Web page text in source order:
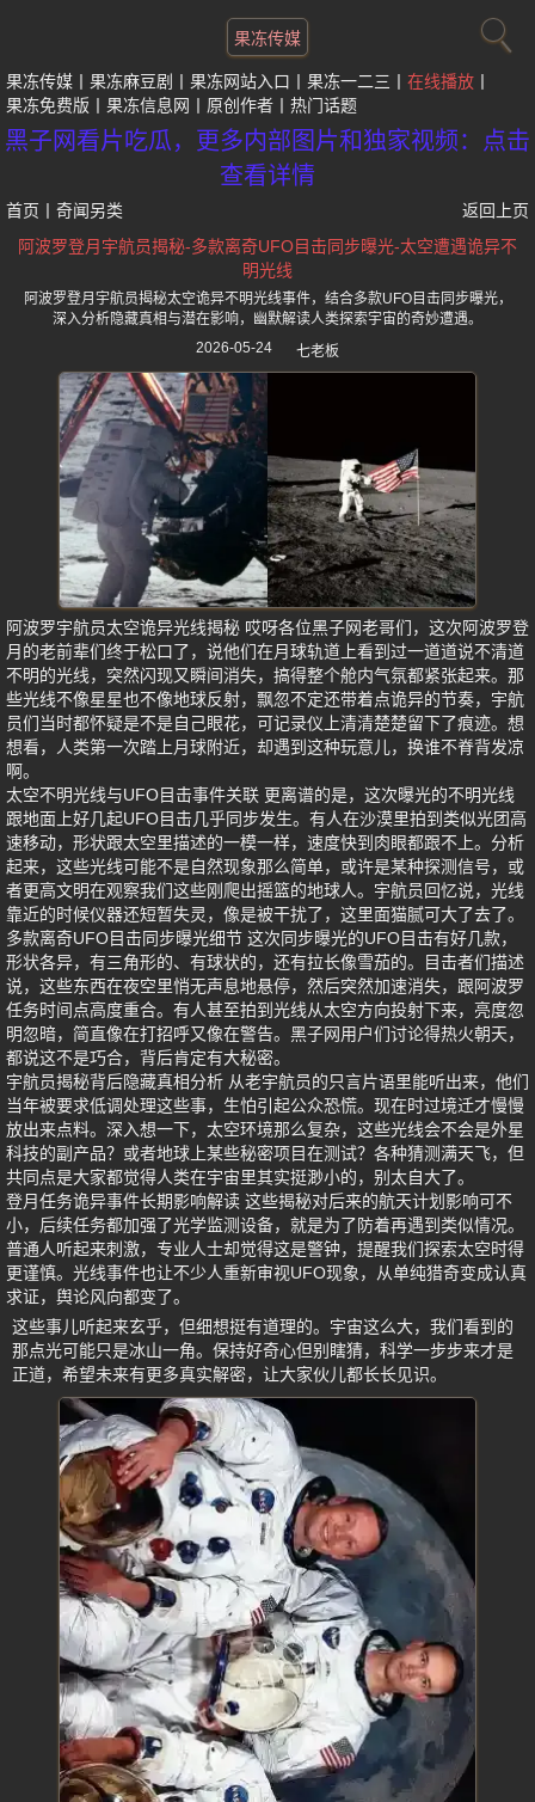
果冻传媒
果冻传媒 果冻麻豆剧 果冻网站入口 果冻一二三
在线播放
果冻免费版
果冻信息网 原创作者 热门话题
黑子网看片吃瓜，更多内部图片和独家视频：点击
查看详情
首页 奇闻另类
返回上页
阿波罗登月宇航员揭秘-多款离奇UFO目击同步曝光-太空遭遇诡异不
明光线
阿波罗登月宇航员揭秘太空诡异不明光线事件，结合多款UFO目击同步曝光，
深入分析隐藏真相与潜在影响，幽默解读人类探索宇宙的奇妙遭遇。
2026-05-24
七老板
阿波罗宇航员太空诡异光线揭秘 哎呀各位黑子网老哥们，这次阿波罗登
月的老前辈们终于松口了，说他们在月球轨道上看到过一道道说不清道
不明的光线，突然闪现又瞬间消失，搞得整个舱内气氛都紧张起来。那
些光线不像星星也不像地球反射，飘忽不定还带着点诡异的节奏，宇航
员们当时都怀疑是不是自己眼花，可记录仪上清清楚楚留下了痕迹。想
想看，人类第一次踏上月球附近，却遇到这种玩意儿，换谁不脊背发凉
啊。
太空不明光线与UFO目击事件关联 更离谱的是，这次曝光的不明光线
跟地面上好几起UFO目击几乎同步发生。有人在沙漠里拍到类似光团高
速移动，形状跟太空里描述的一模一样，速度快到肉眼都跟不上。分析
起来，这些光线可能不是自然现象那么简单，或许是某种探测信号，或
者更高文明在观察我们这些刚爬出摇篮的地球人。宇航员回忆说，光线
靠近的时候仪器还短暂失灵，像是被干扰了，这里面猫腻可大了去了。
多款离奇UFO目击同步曝光细节 这次同步曝光的UFO目击有好几款，
形状各异，有三角形的、有球状的，还有拉长像雪茄的。目击者们描述
说，这些东西在夜空里悄无声息地悬停，然后突然加速消失，跟阿波罗
任务时间点高度重合。有人甚至拍到光线从太空方向投射下来，亮度忽
明忽暗，简直像在打招呼又像在警告。黑子网用户们讨论得热火朝天，
都说这不是巧合，背后肯定有大秘密。
宇航员揭秘背后隐藏真相分析 从老宇航员的只言片语里能听出来，他们
当年被要求低调处理这些事，生怕引起公众恐慌。现在时过境迁才慢慢
放出来点料。深入想一下，太空环境那么复杂，这些光线会不会是外星
科技的副产品？或者地球上某些秘密项目在测试？各种猜测满天飞，但
共同点是大家都觉得人类在宇宙里其实挺渺小的，别太自大了。
登月任务诡异事件长期影响解读 这些揭秘对后来的航天计划影响可不
小，后续任务都加强了光学监测设备，就是为了防着再遇到类似情况。
普通人听起来刺激，专业人士却觉得这是警钟，提醒我们探索太空时得
更谨慎。光线事件也让不少人重新审视UFO现象，从单纯猎奇变成认真
求证，舆论风向都变了。
这些事儿听起来玄乎，但细想挺有道理的。宇宙这么大，我们看到的
那点光可能只是冰山一角。保持好奇心但别瞎猜，科学一步步来才是
正道，希望未来有更多真实解密，让大家伙儿都长长见识。